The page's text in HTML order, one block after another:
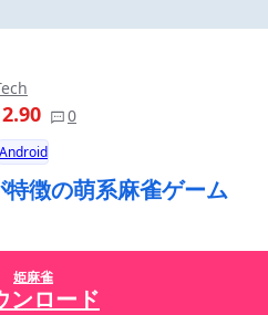
2.90 0
Android
徴の萌系麻雀ゲーム
姫麻雀
ンロード